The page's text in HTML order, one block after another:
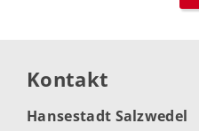
Kontakt
Hansestadt Salzwedel